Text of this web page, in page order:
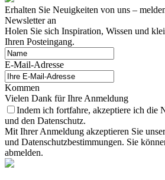
Erhalten Sie Neuigkeiten von uns –
Newsletter an
Holen Sie sich Inspiration, Wissen und
Ihren Posteingang.
E-Mail-Adresse
Kommen
Vielen Dank für Ihre Anmeldung
Indem ich fortfahre, akzeptiere ich die
und den Datenschutz.
Mit Ihrer Anmeldung akzeptieren Sie
und Datenschutzbestimmungen. Sie
abmelden.